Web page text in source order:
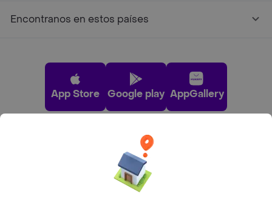
Encontranos en estos países
App Store Google play AppGallery
Pide tu comida favorita cerca de ti